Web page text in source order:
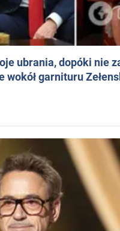
ubrania, dopóki nie
garnituru